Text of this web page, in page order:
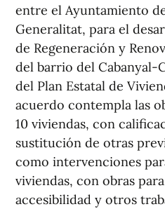
entre el Ayuntamiento
Generalitat, para el
de Regeneración y
del barrio del Cabanyal-
del Plan Estatal de
acuerdo contempla las
10 viviendas, con
sustitución de otras
como intervenciones
viviendas, con obras
accesibilidad y otros